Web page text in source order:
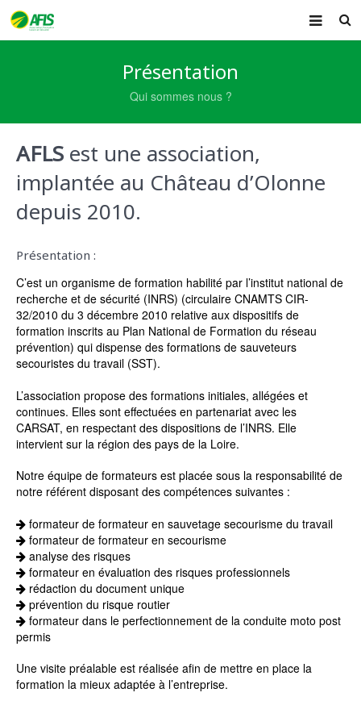
FORMATIONS
AIDE MÉMOIRE
ACTUALITÉ
Présentation
Qui sommes nous ?
AFLSest une association,
implantée au Château d’Olonne
depuis 2010.
Présentation :
C’est un organisme de formation habilité par l’institut national de
recherche et de sécurité (INRS) (circulaire CNAMTS CIR-
32/2010 du 3 décembre 2010 relative aux dispositifs de
formation inscrits au Plan National de Formation du réseau
prévention) qui dispense des formations de sauveteurs
secouristes du travail (SST).
L’association propose des formations initiales, allégées et
continues. Elles sont effectuées en partenariat avec les
CARSAT, en respectant des dispositions de l’INRS. Elle
intervient sur la région des pays de la Loire.
Notre équipe de formateurs est placée sous la responsabilité de
notre référent disposant des compétences suivantes :
formateur de formateur en sauvetage secourisme du travail
formateur de formateur en secourisme
analyse des risques
formateur en évaluation des risques professionnels
rédaction du document unique
prévention du risque routier
formateur dans le perfectionnement de la conduite moto post
permis
Une visite préalable est réalisée afin de mettre en place la
formation la mieux adaptée à l’entreprise.